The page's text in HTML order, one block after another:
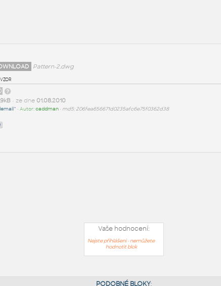
Pattern-2.dwg
• ze dne 01.08.2010
• Autor:caddman• md5: 206fea656671d0235afc6e75f0362d38
Vaše hodnocení:
Nejste přihlášeni - nemůžete
hodnotit blok